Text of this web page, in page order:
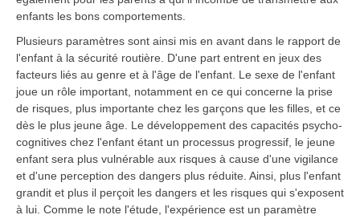
enfants les bons comportements.
Plusieurs paramètres sont ainsi mis en avant dans le rapport de
l'enfant à la sécurité routière. D'une part entrent en jeux des
facteurs liés au genre et à l'âge de l'enfant. Le sexe de l'enfant
joue un rôle important, notamment en ce qui concerne la prise
de risques, plus importante chez les garçons que les filles, et ce
dès le plus jeune âge. Le développement des capacités psycho-
cognitives chez l'enfant étant un processus progressif, le jeune
enfant sera plus vulnérable aux risques à cause d'une vigilance
et d'une perception des dangers plus réduite. Ainsi, plus l'enfant
grandit et plus il perçoit les dangers et les risques qui s'exposent
à lui. Comme le note l'étude, l'expérience est un paramètre